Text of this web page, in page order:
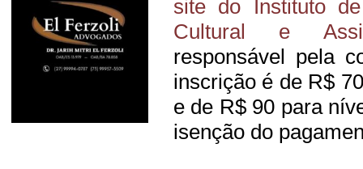
site do Instituto de
Cultural e
responsável pela
inscrição é de R$
e de R$ 90 para
isenção do